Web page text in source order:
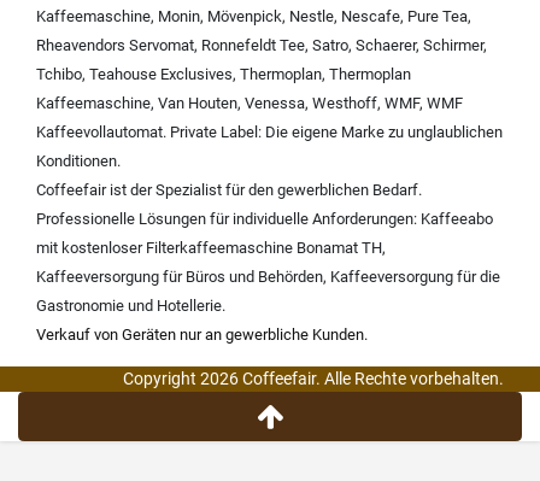
Kaffeemaschine, Monin, Mövenpick, Nestle, Nescafe, Pure Tea,
Rheavendors Servomat, Ronnefeldt Tee, Satro, Schaerer, Schirmer,
Tchibo, Teahouse Exclusives, Thermoplan, Thermoplan
Kaffeemaschine, Van Houten, Venessa, Westhoff, WMF, WMF
Kaffeevollautomat. Private Label: Die eigene Marke zu unglaublichen
Konditionen.
Coffeefair ist der Spezialist für den gewerblichen Bedarf.
Professionelle Lösungen für individuelle Anforderungen: Kaffeeabo
mit kostenloser Filterkaffeemaschine Bonamat TH,
Kaffeeversorgung für Büros und Behörden, Kaffeeversorgung für die
Gastronomie und Hotellerie.
Verkauf von Geräten nur an gewerbliche Kunden.
Copyright 2026 Coffeefair. Alle Rechte vorbehalten.